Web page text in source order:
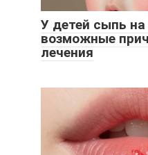
У детей сыпь
возможные
лечения